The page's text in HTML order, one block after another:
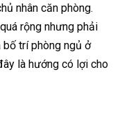
nhân căn phòng.
rộng nhưng phải
bố trí phòng ngủ ở
là hướng có lợi cho